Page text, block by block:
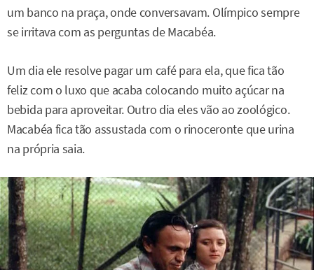
um banco na praça, onde conversavam. Olímpico sempre
se irritava com as perguntas de Macabéa.
Um dia ele resolve pagar um café para ela, que fica tão
feliz com o luxo que acaba colocando muito açúcar na
bebida para aproveitar. Outro dia eles vão ao zoológico.
Macabéa fica tão assustada com o rinoceronte que urina
na própria saia.